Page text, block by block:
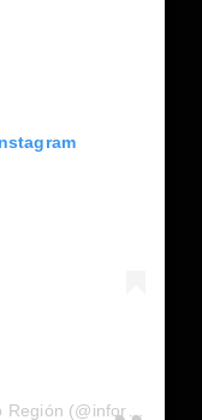
Una publicación compartida por Info Región (@inforegion_redes)